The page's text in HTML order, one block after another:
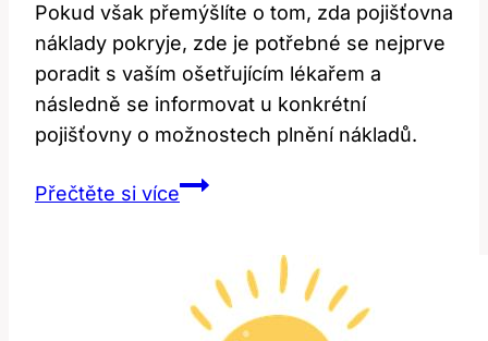
Pokud však přemýšlíte o tom, zda pojišťovna
náklady pokryje, zde je potřebné se nejprve
poradit s vaším ošetřujícím lékařem a
následně se informovat u konkrétní
pojišťovny o možnostech plnění nákladů.
Přečtěte si víceOperace
hradí
pojišťovna?